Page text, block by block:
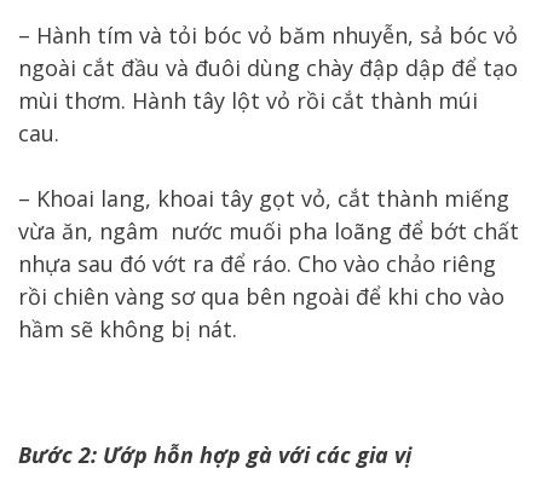
– Hành tím và tỏi bóc vỏ băm nhuyễn, sả bóc vỏ
ngoài cắt đầu và đuôi dùng chày đập dập để tạo
mùi thơm. Hành tây lột vỏ rồi cắt thành múi
cau.
– Khoai lang, khoai tây gọt vỏ, cắt thành miếng
vừa ăn, ngâm nước muối pha loãng để bớt chất
nhựa sau đó vớt ra để ráo. Cho vào chảo riêng
rồi chiên vàng sơ qua bên ngoài để khi cho vào
hầm sẽ không bị nát.
Bước 2: Ướp hỗn hợp gà với các gia vị